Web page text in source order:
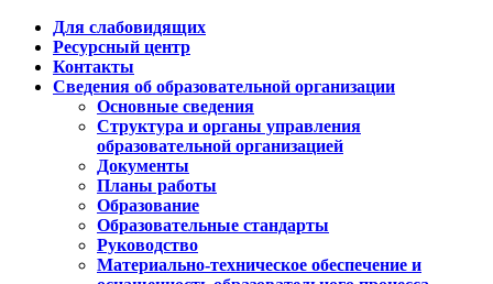
Для слабовидящих
Ресурсный центр
Контакты
Сведения об образовательной организации
Основные сведения
Структура и органы управления
образовательной организацией
Документы
Планы работы
Образование
Образовательные стандарты
Руководство
Материально-техническое обеспечение и